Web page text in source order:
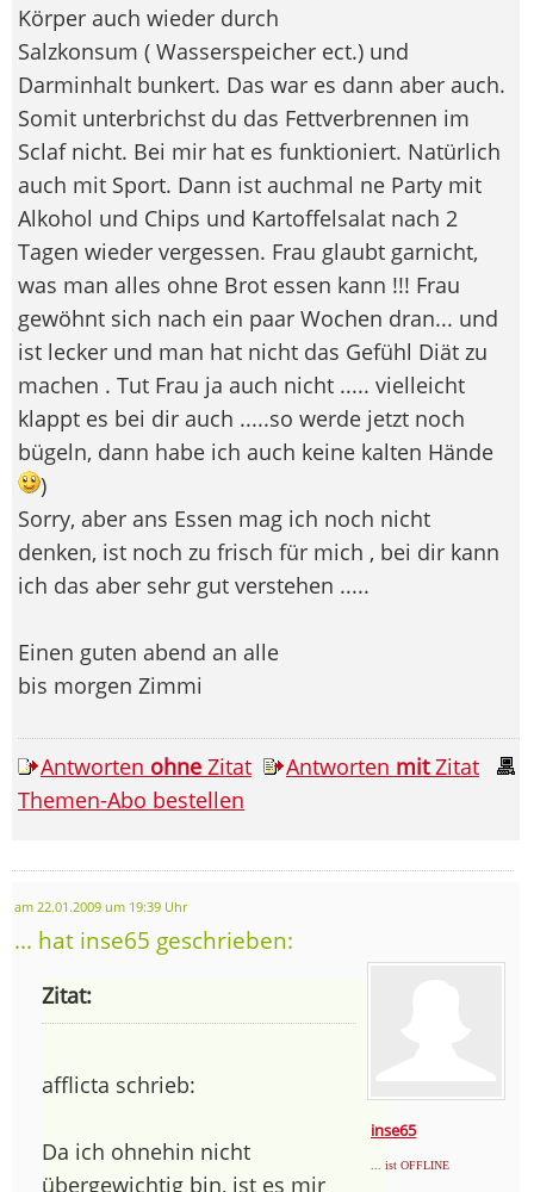
Körper auch wieder durch
Salzkonsum ( Wasserspeicher ect.) und
Darminhalt bunkert. Das war es dann aber auch.
Somit unterbrichst du das Fettverbrennen im
Sclaf nicht. Bei mir hat es funktioniert. Natürlich
auch mit Sport. Dann ist auchmal ne Party mit
Alkohol und Chips und Kartoffelsalat nach 2
Tagen wieder vergessen. Frau glaubt garnicht,
was man alles ohne Brot essen kann !!! Frau
gewöhnt sich nach ein paar Wochen dran... und
ist lecker und man hat nicht das Gefühl Diät zu
machen . Tut Frau ja auch nicht ..... vielleicht
klappt es bei dir auch .....so werde jetzt noch
bügeln, dann habe ich auch keine kalten Hände
)
Sorry, aber ans Essen mag ich noch nicht
denken, ist noch zu frisch für mich , bei dir kann
ich das aber sehr gut verstehen .....
Einen guten abend an alle
bis morgen Zimmi
Antworten ohne Zitat Antworten mitZitat
Themen-Abo bestellen
am 22.01.2009 um 19:39 Uhr
... hat inse65 geschrieben:
inse65
... ist OFFLINE
Zitat:
afflicta schrieb:
Da ich ohnehin nicht
übergewichtig bin, ist es mir